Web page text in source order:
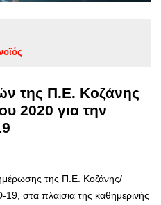
της Π.Ε. Κοζάνης
2020 για την
της Π.Ε. Κοζάνης/
στα πλαίσια της καθημερινής